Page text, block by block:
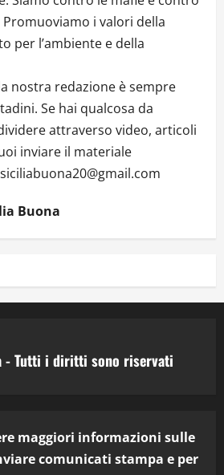
i valori della
per l’ambiente e della
nostra redazione è sempre
Se hai qualcosa da
attraverso video, articoli
inviare il materiale
Buona
- Tutti i diritti sono riservati
maggiori informazioni sulle
comunicati stampa e per